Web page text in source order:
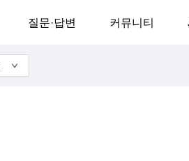
질문·답변 커뮤니티